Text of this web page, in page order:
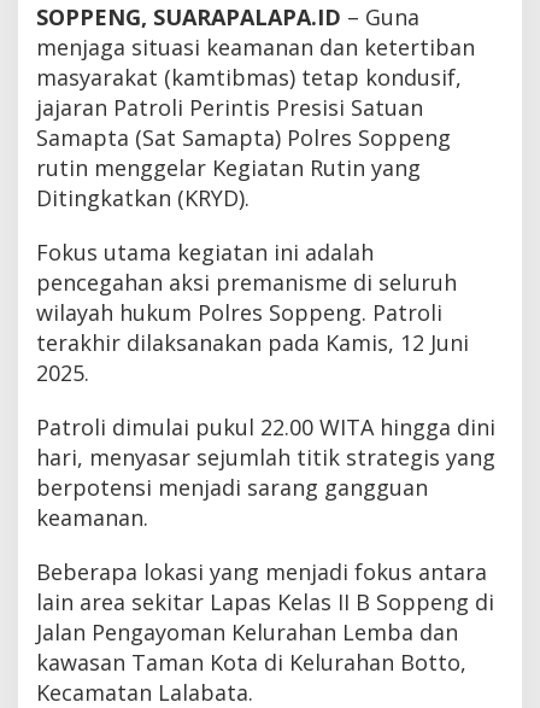
SOPPENG, SUARAPALAPA.ID – Guna
menjaga situasi keamanan dan ketertiban
masyarakat (kamtibmas) tetap kondusif,
jajaran Patroli Perintis Presisi Satuan
Samapta (Sat Samapta) Polres Soppeng
rutin menggelar Kegiatan Rutin yang
Ditingkatkan (KRYD).
Fokus utama kegiatan ini adalah
pencegahan aksi premanisme di seluruh
wilayah hukum Polres Soppeng. Patroli
terakhir dilaksanakan pada Kamis, 12 Juni
2025.
Patroli dimulai pukul 22.00 WITA hingga dini
hari, menyasar sejumlah titik strategis yang
berpotensi menjadi sarang gangguan
keamanan.
Beberapa lokasi yang menjadi fokus antara
lain area sekitar Lapas Kelas II B Soppeng di
Jalan Pengayoman Kelurahan Lemba dan
kawasan Taman Kota di Kelurahan Botto,
Kecamatan Lalabata.